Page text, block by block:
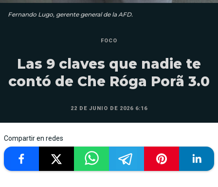
Fernando Lugo, gerente general de la AFD.
FOCO
Las 9 claves que nadie te
contó de Che Róga Porã 3.0
22 DE JUNIO DE 2026 6:16
Compartir en redes